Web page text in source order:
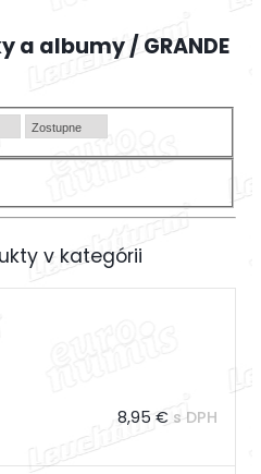
a albumy / GRANDE
Zostupne
8,95 € s DPH